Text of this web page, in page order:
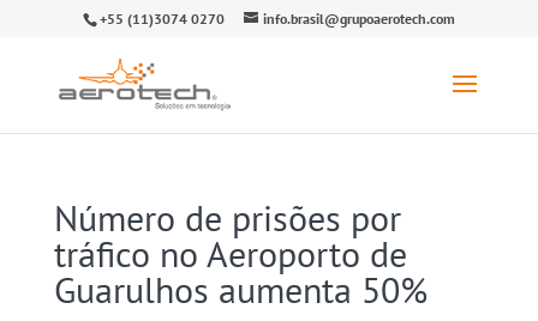
+55 (11)3074 0270 info.brasil@grupoaerotech.com
Número de prisões por
tráfico no Aeroporto de
Guarulhos aumenta 50%